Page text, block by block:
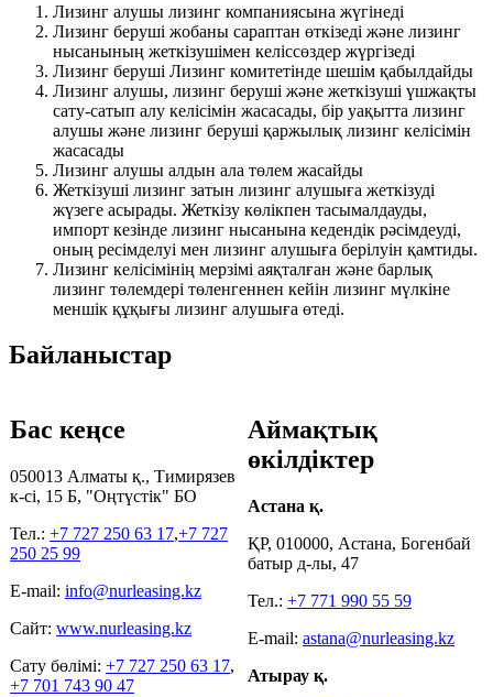
Лизинг алушы лизинг компаниясына жүгінеді
Лизинг беруші жобаны сараптан өткізеді және лизинг
нысанының жеткізушімен келіссөздер жүргізеді
Лизинг беруші Лизинг комитетінде шешім қабылдайды
Лизинг алушы, лизинг беруші және жеткізуші үшжақты
сату-сатып алу келісімін жасасады, бір уақытта лизинг
алушы және лизинг беруші қаржылық лизинг келісімін
жасасады
Лизинг алушы алдын ала төлем жасайды
Жеткізуші лизинг затын лизинг алушыға жеткізуді
жүзеге асырады. Жеткізу көлікпен тасымалдауды,
импорт кезінде лизинг нысанына кедендік рәсімдеуді,
оның ресімделуі мен лизинг алушыға берілуін қамтиды.
Лизинг келісімінің мерзімі аяқталған және барлық
лизинг төлемдері төленгеннен кейін лизинг мүлкіне
меншік құқығы лизинг алушыға өтеді.
Байланыстар
Бас кеңсе
050013 Алматы қ., Тимирязев
к-сі, 15 Б, "Оңтүстік" БО
Тел.: +7 727 250 63 17,+7 727
250 25 99
E-mail: info@nurleasing.kz
Сайт: www.nurleasing.kz
Сату бөлімі: +7 727 250 63 17,
+7 701 743 90 47
Аймақтық
өкілдіктер
Астана қ.
ҚР, 010000, Астана, Богенбай
батыр д-лы, 47
Тел.: +7 771 990 55 59
E-mail: astana@nurleasing.kz
Атырау қ.